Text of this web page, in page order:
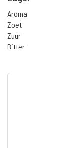
Aroma
Zoet
Zuur
Bitter